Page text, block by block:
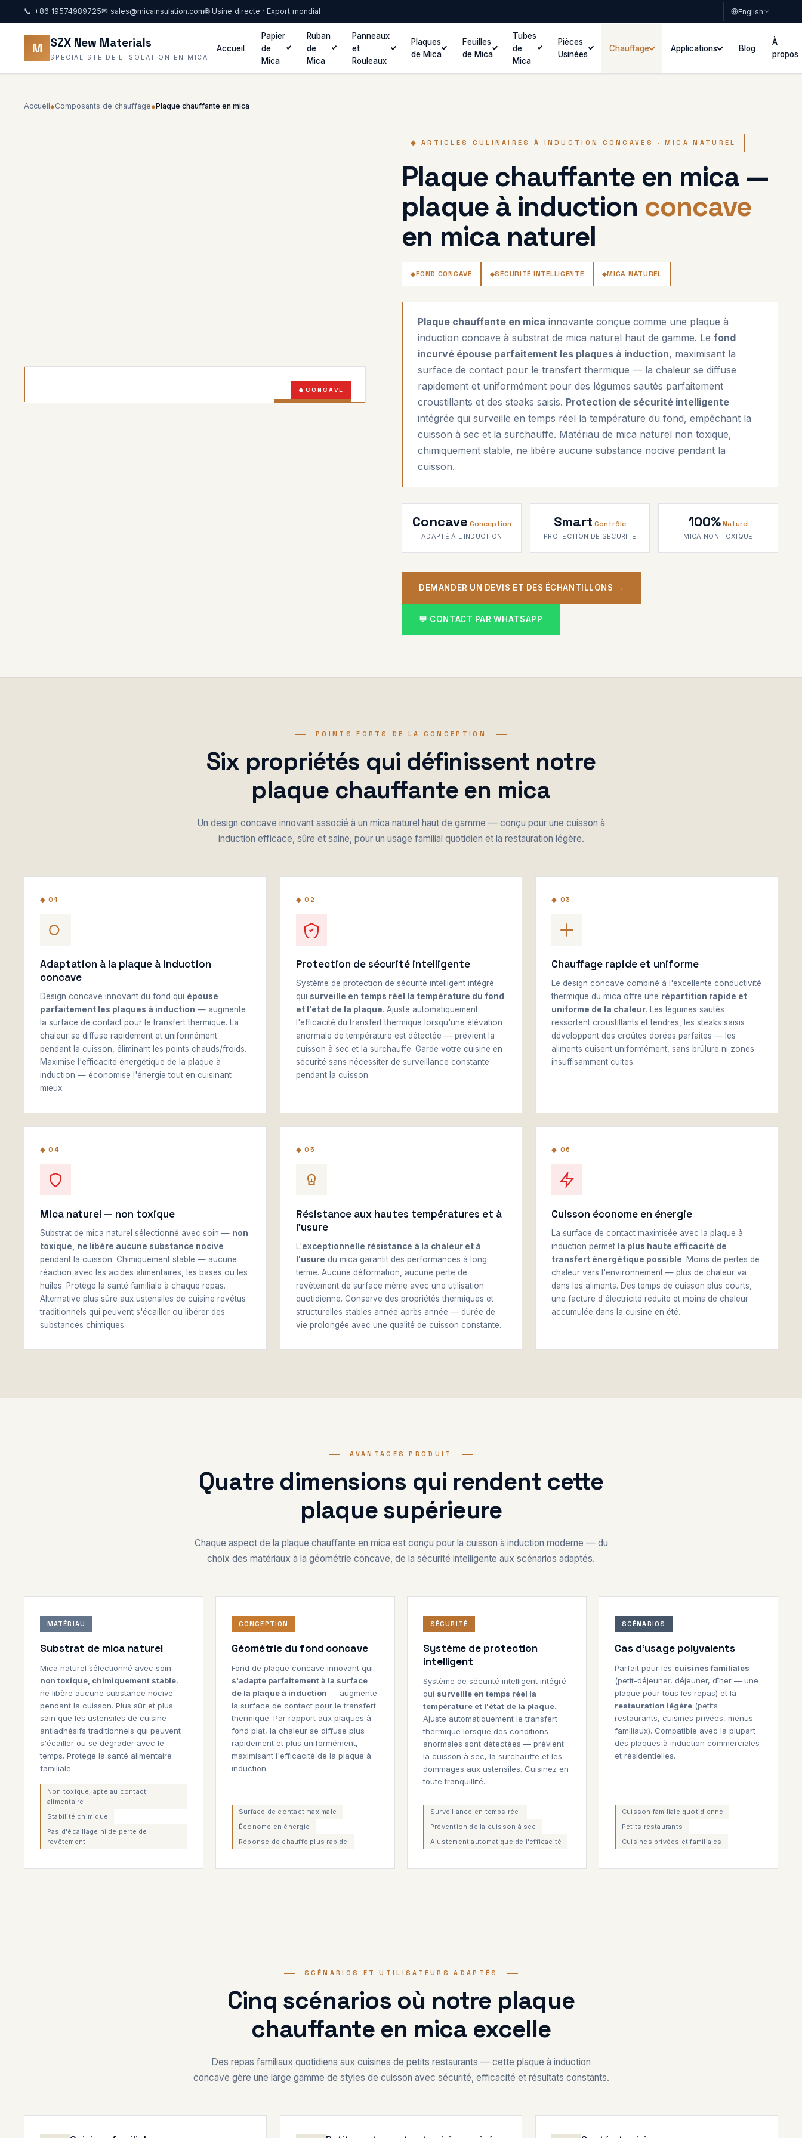
📞 +86 19574989725✉ sales@micainsulation.com🌐 Usine directe · Export mondial English
M SZX New Materials
SPÉCIALISTE DE L'ISOLATION EN MICA
Accueil
Papier
de
Mica
Ruban
de
Mica
Panneaux
et
Rouleaux
Plaques
de Mica
Feuilles
de Mica
Tubes
de
Mica
Pièces
Usinées
Chauffage Applications Blog
À
propos
Accueil◆Composants de chauffage◆Plaque chauffante en mica
CONCAVE
◆ ARTICLES CULINAIRES À INDUCTION CONCAVES · MICA NATUREL
Plaque chauffante en mica —
plaque à induction concave
en mica naturel
FOND CONCAVE SÉCURITÉ INTELLIGENTE MICA NATUREL
Plaque chauffante en mica innovante conçue comme une plaque à
induction concave à substrat de mica naturel haut de gamme. Lefond
incurvé épouse parfaitement les plaques à induction, maximisant la
surface de contact pour le transfert thermique — la chaleur se diffuse
rapidement et uniformément pour des légumes sautés parfaitement
croustillants et des steaks saisis. Protection de sécurité intelligente
intégrée qui surveille en temps réel la température du fond, empêchant la
cuisson à sec et la surchauffe. Matériau de mica naturel non toxique,
chimiquement stable, ne libère aucune substance nocive pendant la
cuisson.
Concave Conception
ADAPTÉ À L'INDUCTION
Smart Contrôle
PROTECTION DE SÉCURITÉ
100% Naturel
MICA NON TOXIQUE
DEMANDER UN DEVIS ET DES ÉCHANTILLONS →
💬 CONTACT PAR WHATSAPP
POINTS FORTS DE LA CONCEPTION
Six propriétés qui définissent notre
plaque chauffante en mica
Un design concave innovant associé à un mica naturel haut de gamme — conçu pour une cuisson à
induction efficace, sûre et saine, pour un usage familial quotidien et la restauration légère.
◆ 01
Adaptation à la plaque à induction
concave
Design concave innovant du fond qui épouse
parfaitement les plaques à induction — augmente
la surface de contact pour le transfert thermique. La
chaleur se diffuse rapidement et uniformément
pendant la cuisson, éliminant les points chauds/froids.
Maximise l'efficacité énergétique de la plaque à
induction — économise l'énergie tout en cuisinant
mieux.
◆ 02
Protection de sécurité intelligente
Système de protection de sécurité intelligent intégré
qui surveille en temps réel la température du fond
et l'état de la plaque. Ajuste automatiquement
l'efficacité du transfert thermique lorsqu'une élévation
anormale de température est détectée — prévient la
cuisson à sec et la surchauffe. Garde votre cuisine en
sécurité sans nécessiter de surveillance constante
pendant la cuisson.
◆ 03
Chauffage rapide et uniforme
Le design concave combiné à l'excellente conductivité
thermique du mica offre une répartition rapide et
uniforme de la chaleur. Les légumes sautés
ressortent croustillants et tendres, les steaks saisis
développent des croûtes dorées parfaites — les
aliments cuisent uniformément, sans brûlure ni zones
insuffisamment cuites.
◆ 04
Mica naturel — non toxique
Substrat de mica naturel sélectionné avec soin — non
toxique, ne libère aucune substance nocive
pendant la cuisson. Chimiquement stable — aucune
réaction avec les acides alimentaires, les bases ou les
huiles. Protège la santé familiale à chaque repas.
Alternative plus sûre aux ustensiles de cuisine revêtus
traditionnels qui peuvent s'écailler ou libérer des
substances chimiques.
◆ 05
Résistance aux hautes températures et à
l'usure
L'exceptionnelle résistance à la chaleur et à
l'usure du mica garantit des performances à long
terme. Aucune déformation, aucune perte de
revêtement de surface même avec une utilisation
quotidienne. Conserve des propriétés thermiques et
structurelles stables année après année — durée de
vie prolongée avec une qualité de cuisson constante.
◆ 06
Cuisson économe en énergie
La surface de contact maximisée avec la plaque à
induction permet la plus haute efficacité de
transfert énergétique possible. Moins de pertes de
chaleur vers l'environnement — plus de chaleur va
dans les aliments. Des temps de cuisson plus courts,
une facture d'électricité réduite et moins de chaleur
accumulée dans la cuisine en été.
AVANTAGES PRODUIT
Quatre dimensions qui rendent cette
plaque supérieure
Chaque aspect de la plaque chauffante en mica est conçu pour la cuisson à induction moderne — du
choix des matériaux à la géométrie concave, de la sécurité intelligente aux scénarios adaptés.
MATÉRIAU
Substrat de mica naturel
Mica naturel sélectionné avec soin —
non toxique, chimiquement stable,
ne libère aucune substance nocive
pendant la cuisson. Plus sûr et plus
sain que les ustensiles de cuisine
antiadhésifs traditionnels qui peuvent
s'écailler ou se dégrader avec le
temps. Protège la santé alimentaire
familiale.
Non toxique, apte au contact
alimentaire
Stabilité chimique
Pas d'écaillage ni de perte de
revêtement
CONCEPTION
Géométrie du fond concave
Fond de plaque concave innovant qui
s'adapte parfaitement à la surface
de la plaque à induction — augmente
la surface de contact pour le transfert
thermique. Par rapport aux plaques à
fond plat, la chaleur se diffuse plus
rapidement et plus uniformément,
maximisant l'efficacité de la plaque à
induction.
Surface de contact maximale
Économe en énergie
Réponse de chauffe plus rapide
SÉCURITÉ
Système de protection
intelligent
Système de sécurité intelligent intégré
qui surveille en temps réel la
température et l'état de la plaque.
Ajuste automatiquement le transfert
thermique lorsque des conditions
anormales sont détectées — prévient
la cuisson à sec, la surchauffe et les
dommages aux ustensiles. Cuisinez en
toute tranquillité.
Surveillance en temps réel
Prévention de la cuisson à sec
Ajustement automatique de l'efficacité
SCÉNARIOS
Cas d'usage polyvalents
Parfait pour les cuisines familiales
(petit-déjeuner, déjeuner, dîner — une
plaque pour tous les repas) et la
restauration légère (petits
restaurants, cuisines privées, menus
familiaux). Compatible avec la plupart
des plaques à induction commerciales
et résidentielles.
Cuisson familiale quotidienne
Petits restaurants
Cuisines privées et familiales
SCÉNARIOS ET UTILISATEURS ADAPTÉS
Cinq scénarios où notre plaque
chauffante en mica excelle
Des repas familiaux quotidiens aux cuisines de petits restaurants — cette plaque à induction
concave gère une large gamme de styles de cuisson avec sécurité, efficacité et résultats constants.